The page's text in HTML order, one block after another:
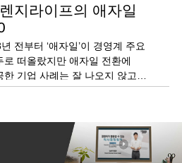
지라이프의 애자일
전부터 ‘애자일’이 경영계 주요
로 떠올랐지만 애자일 전환에
한 기업 사례는 잘 나오지 않고
니다. 왜일까요?